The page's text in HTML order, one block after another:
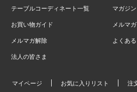
テーブルコーディネート一覧 マガジン
お買い物ガイド メルマ
メルマガ解除 よくあ
法人の皆さま
マイページ お気に入りリスト 注